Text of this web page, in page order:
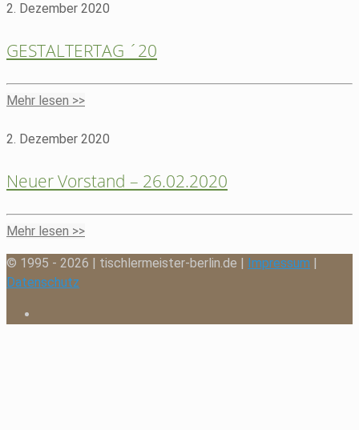
2. Dezember 2020
GESTALTERTAG ´20
Mehr lesen >>
2. Dezember 2020
Neuer Vorstand – 26.02.2020
Mehr lesen >>
© 1995 - 2026 | tischlermeister-berlin.de | Impressum |
Datenschutz